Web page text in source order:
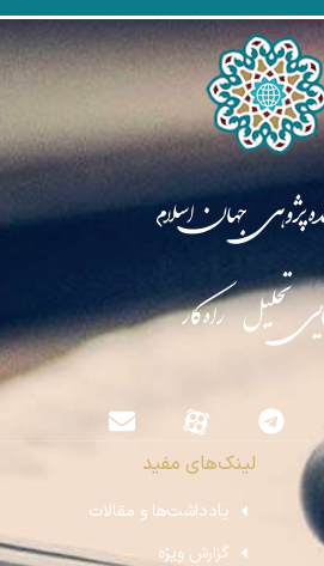
جهان اسلام
تحلیل راه‌کار
لینک‌های مفید
یادداشت‌ها و مقالات
گزارش ویژه